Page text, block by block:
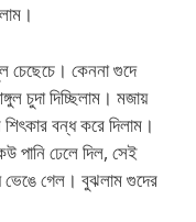
চেছেচে। কেননা গুদে
চুদা দিচ্ছিলাম। মজায়
বন্ধ করে দিলাম।
পানি ঢেলে দিল, সেই
ভেঙে গেল। বুঝলাম গুদের